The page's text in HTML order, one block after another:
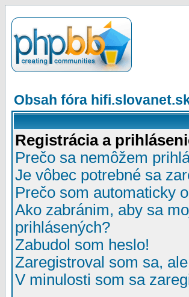
Obsah fóra
Registrácia a
Prečo sa nemôžem
Je vôbec potrebné sa
Prečo som automaticky
Ako zabránim, aby sa
prihlásených?
Zabudol som heslo!
Zaregistroval som sa,
V minulosti som sa